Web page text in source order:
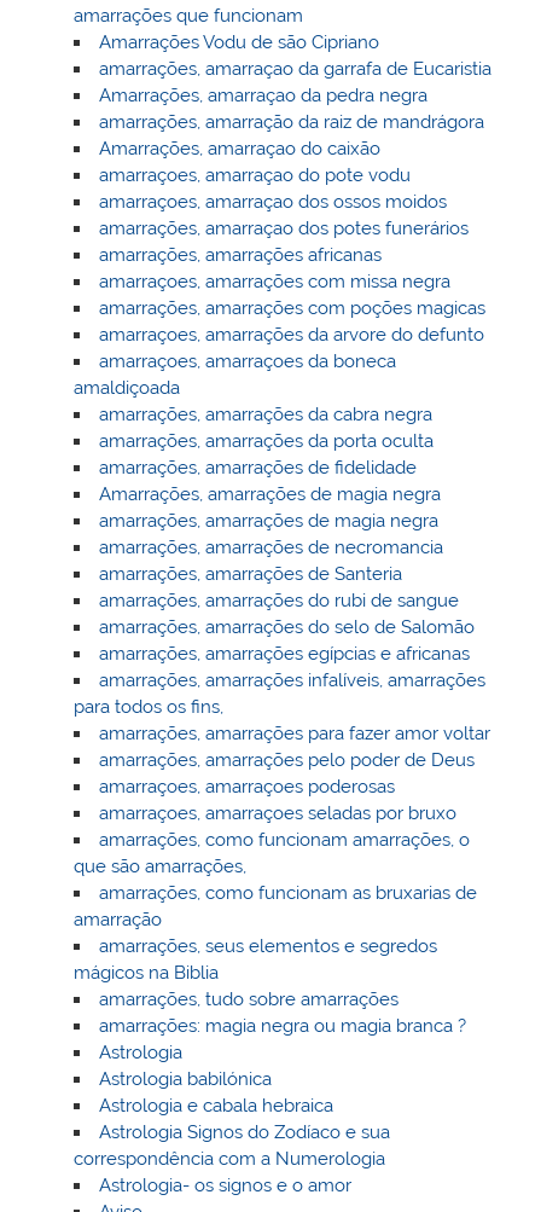
amarrações que funcionam
Amarrações Vodu de são Cipriano
amarrações, amarraçao da garrafa de Eucaristia
Amarrações, amarraçao da pedra negra
amarrações, amarração da raiz de mandrágora
Amarrações, amarraçao do caixão
amarraçoes, amarraçao do pote vodu
amarraçoes, amarraçao dos ossos moidos
amarrações, amarraçao dos potes funerários
amarrações, amarrações africanas
amarraçoes, amarrações com missa negra
amarrações, amarrações com poções magicas
amarraçoes, amarrações da arvore do defunto
amarraçoes, amarraçoes da boneca
amaldiçoada
amarrações, amarrações da cabra negra
amarrações, amarrações da porta oculta
amarrações, amarrações de fidelidade
Amarrações, amarrações de magia negra
amarrações, amarrações de magia negra
amarrações, amarrações de necromancia
amarrações, amarrações de Santeria
amarrações, amarrações do rubi de sangue
amarrações, amarrações do selo de Salomão
amarrações, amarrações egípcias e africanas
amarrações, amarrações infalíveis, amarrações
para todos os fins,
amarrações, amarrações para fazer amor voltar
amarrações, amarrações pelo poder de Deus
amarraçoes, amarraçoes poderosas
amarraçoes, amarraçoes seladas por bruxo
amarrações, como funcionam amarrações, o
que são amarrações,
amarrações, como funcionam as bruxarias de
amarração
amarrações, seus elementos e segredos
mágicos na Biblia
amarrações, tudo sobre amarrações
amarrações: magia negra ou magia branca ?
Astrologia
Astrologia babilónica
Astrologia e cabala hebraica
Astrologia Signos do Zodíaco e sua
correspondência com a Numerologia
Astrologia- os signos e o amor